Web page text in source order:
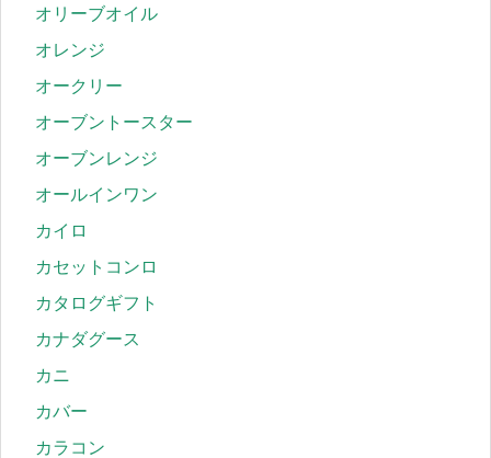
オリーブオイル
オレンジ
オークリー
オーブントースター
オーブンレンジ
オールインワン
カイロ
カセットコンロ
カタログギフト
カナダグース
カニ
カバー
カラコン